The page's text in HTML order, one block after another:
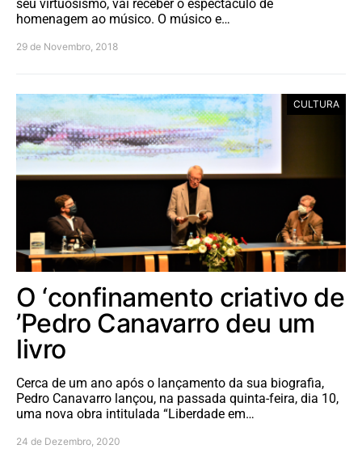
seu virtuosismo, vai receber o espectáculo de
homenagem ao músico. O músico e…
29 de Novembro, 2018
CULTURA
O ‘confinamento criativo de
’Pedro Canavarro deu um
livro
Cerca de um ano após o lançamento da sua biografia,
Pedro Canavarro lançou, na passada quinta-feira, dia 10,
uma nova obra intitulada “Liberdade em…
24 de Dezembro, 2020